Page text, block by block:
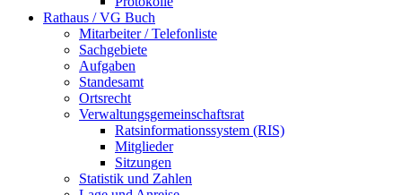
Rathaus / VG Buch
Mitarbeiter / Telefonliste
Sachgebiete
Aufgaben
Standesamt
Ortsrecht
Verwaltungsgemeinschaftsrat
Ratsinformationssystem (RIS)
Mitglieder
Sitzungen
Statistik und Zahlen